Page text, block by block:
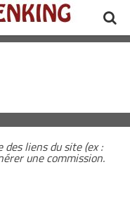
liens du site (ex :
une commission.